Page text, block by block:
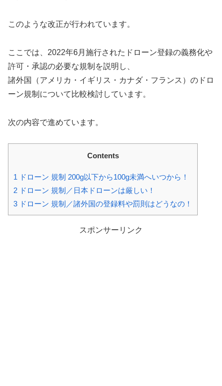
このような改正が行われています。
ここでは、2022年6月施行されたドローン登録の義務化や
許可・承認の必要な規制を説明し、
諸外国（アメリカ・イギリス・カナダ・フランス）のドロ
ーン規制について比較検討しています。
次の内容で進めています。
Contents
1 ドローン 規制 200g以下から100g未満へいつから！
2 ドローン 規制／日本ドローンは厳しい！
3 ドローン 規制／諸外国の登録料や罰則はどうなの！
スポンサーリンク